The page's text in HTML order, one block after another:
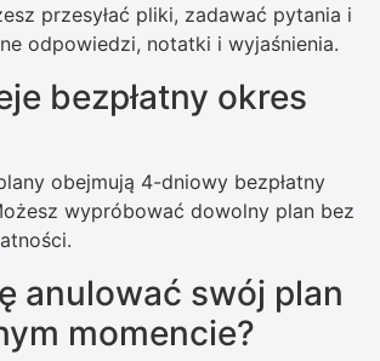
przesyłać pliki, zadawać pytania i
odpowiedzi, notatki i wyjaśnienia.
bezpłatny okres
obejmują 4-dniowy bezpłatny
wypróbować dowolny plan bez
anulować swój plan
momencie?